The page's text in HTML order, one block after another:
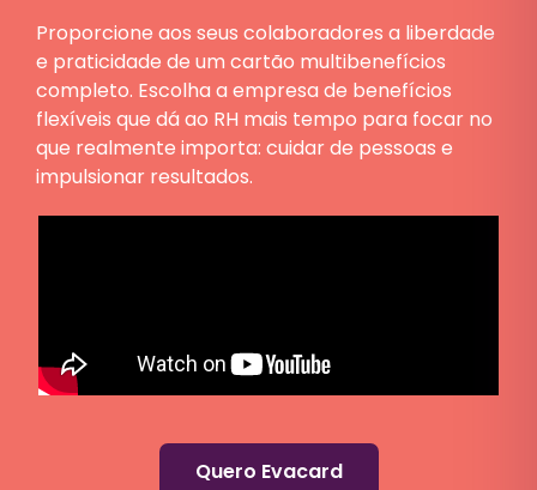
Proporcione aos seus colaboradores a liberdade
e praticidade de um cartão multibenefícios
completo. Escolha a empresa de benefícios
flexíveis que dá ao RH mais tempo para focar no
que realmente importa: cuidar de pessoas e
impulsionar resultados.
Quero Evacard